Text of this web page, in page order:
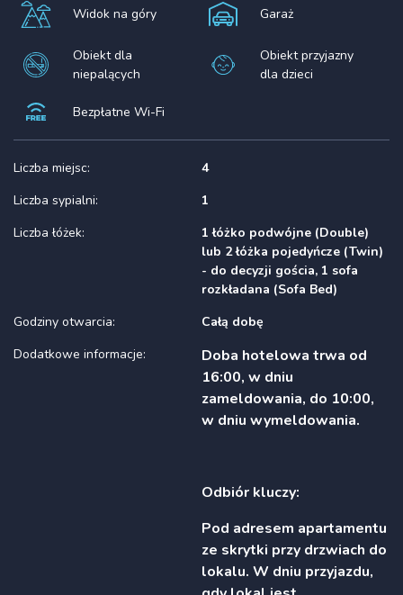
Widok na góry Garaż
Obiekt dla
niepalących
Obiekt przyjazny
dla dzieci
Bezpłatne Wi-Fi
Liczba miejsc:
4
Liczba sypialni:
1
Liczba łóżek:
1 łóżko podwójne (Double)
lub 2 łóżka pojedyńcze (Twin)
- do decyzji gościa, 1 sofa
rozkładana (Sofa Bed)
Godziny otwarcia:
Całą dobę
Dodatkowe informacje:
Doba hotelowa trwa od
16:00, w dniu
zameldowania, do 10:00,
w dniu wymeldowania.
Odbiór kluczy:
Pod adresem apartamentu
ze skrytki przy drzwiach do
lokalu. W dniu przyjazdu,